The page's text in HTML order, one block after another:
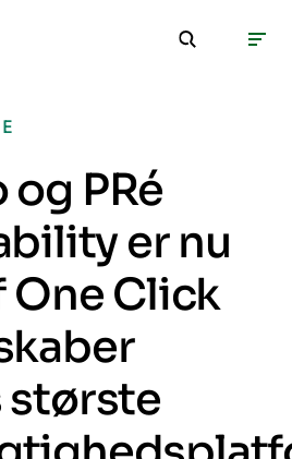
og PRé
er nu
One Click
største